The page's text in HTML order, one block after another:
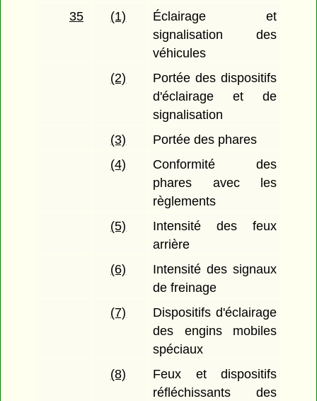
35
(1)
Éclairage et
signalisation des
véhicules
(2)
Portée des dispositifs
d'éclairage et de
signalisation
(3)
Portée des phares
(4)
Conformité des
phares avec les
règlements
(5)
Intensité des feux
arrière
(6)
Intensité des signaux
de freinage
(7)
Dispositifs d'éclairage
des engins mobiles
spéciaux
(8)
Feux et dispositifs
réfléchissants des